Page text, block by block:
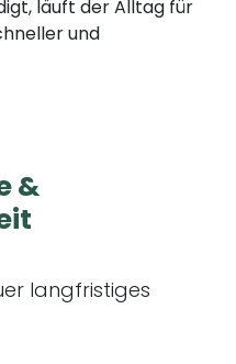
läuft der Alltag für
und
&
langfristiges